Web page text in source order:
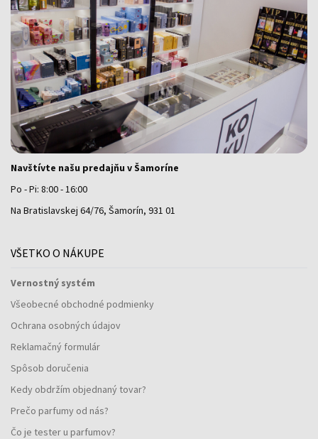
Navštívte našu predajňu v Šamoríne
Po - Pi: 8:00 - 16:00
Na Bratislavskej 64/76, Šamorín, 931 01
VŠETKO O NÁKUPE
Vernostný systém
Všeobecné obchodné podmienky
Ochrana osobných údajov
Reklamačný formulár
Spôsob doručenia
Kedy obdržím objednaný tovar?
Prečo parfumy od nás?
Čo je tester u parfumov?